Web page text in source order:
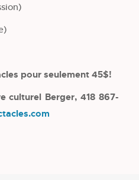
pour seulement 45$!
culturel Berger, 418 867-